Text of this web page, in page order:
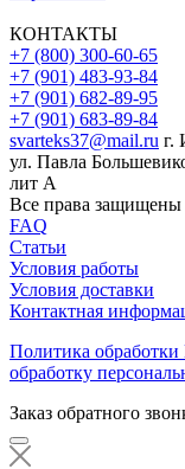
КОНТАКТЫ
+7 (800) 300-60-65
+7 (901) 483-93-84
+7 (901) 682-89-95
+7 (901) 683-89-84
svarteks37@mail.ru г.
ул. Павла
лит А
Все права
FAQ
Статьи
Условия работы
Условия доставки
Контактная
Политика
обработку
Заказ обратного